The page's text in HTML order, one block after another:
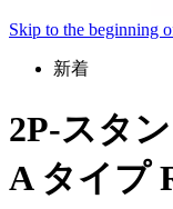
Skip to the beginning
新着
2P-スタ
A タイプ